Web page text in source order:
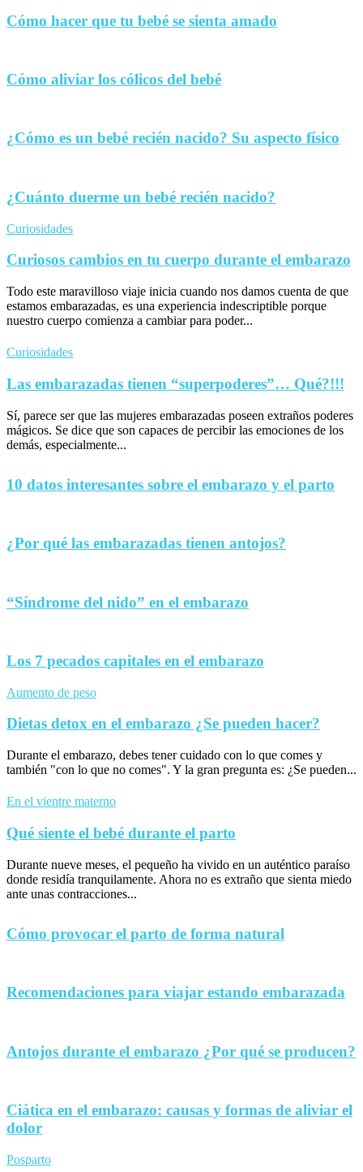
Cómo hacer que tu bebé se sienta amado
Cómo aliviar los cólicos del bebé
¿Cómo es un bebé recién nacido? Su aspecto físico
¿Cuánto duerme un bebé recién nacido?
Curiosidades
Curiosos cambios en tu cuerpo durante el embarazo
Todo este maravilloso viaje inicia cuando nos damos cuenta de que
estamos embarazadas, es una experiencia indescriptible porque
nuestro cuerpo comienza a cambiar para poder...
Curiosidades
Las embarazadas tienen “superpoderes”… Qué?!!!
Sí, parece ser que las mujeres embarazadas poseen extraños poderes
mágicos. Se dice que son capaces de percibir las emociones de los
demás, especialmente...
10 datos interesantes sobre el embarazo y el parto
¿Por qué las embarazadas tienen antojos?
“Síndrome del nido” en el embarazo
Los 7 pecados capitales en el embarazo
Aumento de peso
Dietas detox en el embarazo ¿Se pueden hacer?
Durante el embarazo, debes tener cuidado con lo que comes y
también "con lo que no comes". Y la gran pregunta es: ¿Se pueden...
En el vientre materno
Qué siente el bebé durante el parto
Durante nueve meses, el pequeño ha vivido en un auténtico paraíso
donde residía tranquilamente. Ahora no es extraño que sienta miedo
ante unas contracciones...
Cómo provocar el parto de forma natural
Recomendaciones para viajar estando embarazada
Antojos durante el embarazo ¿Por qué se producen?
Ciática en el embarazo: causas y formas de aliviar el
dolor
Posparto